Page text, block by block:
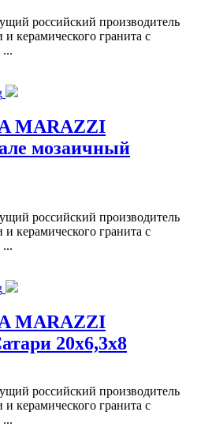
российский производитель
керамического гранита с
...
MARAZZI
мозаичный
российский производитель
керамического гранита с
...
MARAZZI
20х6,3х8
российский производитель
керамического гранита с
...